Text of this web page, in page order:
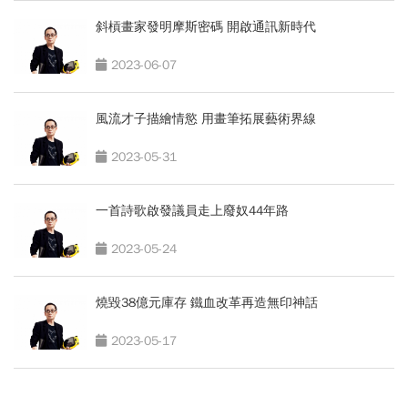
斜槓畫家發明摩斯密碼 開啟通訊新時代
2023-06-07
風流才子描繪情慾 用畫筆拓展藝術界線
2023-05-31
一首詩歌啟發議員走上廢奴44年路
2023-05-24
燒毀38億元庫存 鐵血改革再造無印神話
2023-05-17